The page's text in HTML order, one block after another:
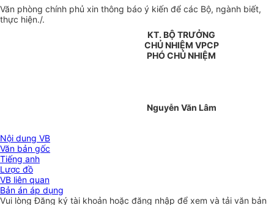
Văn phòng chính phủ xin thông báo ý kiến để các Bộ, ngành biết,
thực hiện./.
KT. BỘ TRƯỞNG
CHỦ NHIỆM VPCP
PHÓ CHỦ NHIỆM
Nguyễn Văn Lâm
Nội dung VB
Văn bản gốc
Tiếng anh
Lược đồ
VB liên quan
Bản án áp dụng
Vui lòngĐăng ký tài khoản hoặc đăng nhập để xem và tải văn bản